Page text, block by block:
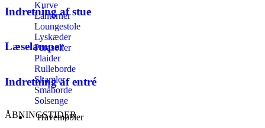
Kurve
Lanterner
Loungestole
Lyskæder
Parasoller
Plaider
Rulleborde
Skamler
Småborde
Solsenge
Havemøbler
Indretning af stue
Læselamper
Indretning af entré
ÅBNINGSTIDER